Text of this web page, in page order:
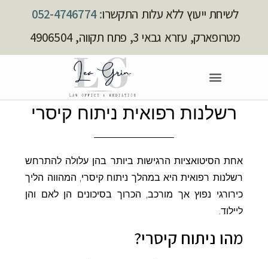
לשיחת ייעוץ ללא עלות התקשרו: 052-4746774
מטרופארק, עזרא גבאי 3, פתח תקווה, 4906504
רשלנות רפואית ניתוח קיסרי
אחת הסיטואציות הרגישות ביותר בהן עלולה להתרחש
רשלנות רפואית היא במהלך ניתוח קיסרי, המהווה הליך
כירורגי נפוץ אך מורכב, הכרוך בסיכונים הן לאם והן
ליילוד.
מהו ניתוח קיסרי?